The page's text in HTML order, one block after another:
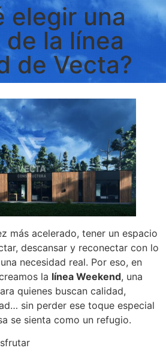
elegir una
la línea
de Vecta?
más acelerado, tener un espacio
descansar y reconectar con lo
necesidad real. Por eso, en
la línea Weekend, una
quienes buscan calidad,
sin perder ese toque especial
se sienta como un refugio.